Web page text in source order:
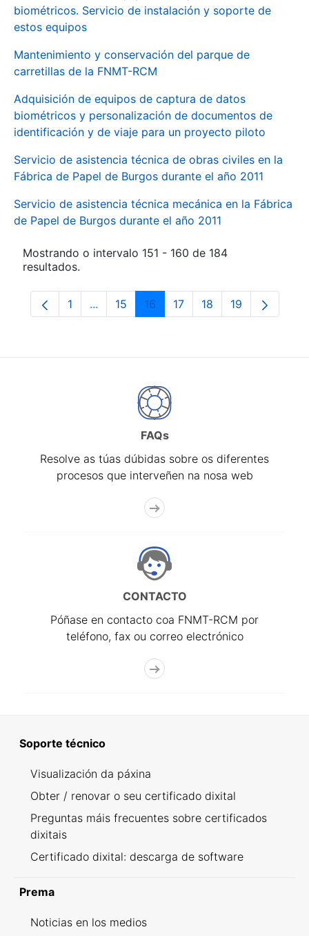
biométricos. Servicio de instalación y soporte de
estos equipos
Mantenimiento y conservación del parque de
carretillas de la FNMT-RCM
Adquisición de equipos de captura de datos
biométricos y personalización de documentos de
identificación y de viaje para un proyecto piloto
Servicio de asistencia técnica de obras civiles en la
Fábrica de Papel de Burgos durante el año 2011
Servicio de asistencia técnica mecánica en la Fábrica
de Papel de Burgos durante el año 2011
Mostrando o intervalo 151 - 160 de 184
resultados.
Páxina
1 ...Páxinas intermedias Use pestaña para
Páxina
15 Páxina
16 Páxina
17 Páxina
18 Páxina
19
FAQs
Resolve as túas dúbidas sobre os diferentes
procesos que interveñen na nosa web
CONTACTO
Póñase en contacto coa FNMT-RCM por
teléfono, fax ou correo electrónico
Soporte técnico
Visualización da páxina
Obter / renovar o seu certificado dixital
Preguntas máis frecuentes sobre certificados
dixitais
Certificado dixital: descarga de software
Prema
Noticias en los medios